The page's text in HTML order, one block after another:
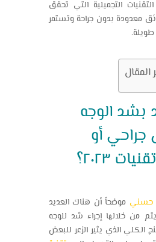
التجميلية التي تحقق
معدودة بدون جراحة وتستمر
طويلة.
المقال
بشد الوجه
جراحي أو
٢٠٢٣؟
حسني موضحاً أن هناك العديد
من خلالها إجراء شد للوجه
الكلي الذي يثير الزعر للبعض